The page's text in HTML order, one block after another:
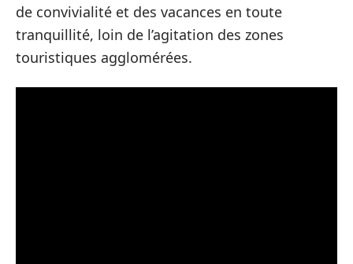
de convivialité et des vacances en toute
tranquillité, loin de l’agitation des zones
touristiques agglomérées.